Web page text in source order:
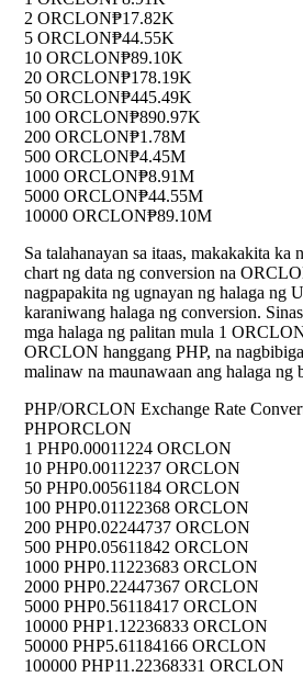
2 ORCLON₱17.82K
5 ORCLON₱44.55K
10 ORCLON₱89.10K
20 ORCLON₱178.19K
50 ORCLON₱445.49K
100 ORCLON₱890.97K
200 ORCLON₱1.78M
500 ORCLON₱4.45M
1000 ORCLON₱8.91M
5000 ORCLON₱44.55M
10000 ORCLON₱89.10M
Sa talahanayan sa itaas, makakakita ka
chart ng data ng conversion na
nagpapakita ng ugnayan ng halaga ng
karaniwang halaga ng conversion.
mga halaga ng palitan mula 1
ORCLON hanggang PHP, na
malinaw na maunawaan ang halaga ng
PHP/ORCLON Exchange Rate
PHPORCLON
1 PHP0.00011224 ORCLON
10 PHP0.00112237 ORCLON
50 PHP0.00561184 ORCLON
100 PHP0.01122368 ORCLON
200 PHP0.02244737 ORCLON
500 PHP0.05611842 ORCLON
1000 PHP0.11223683 ORCLON
2000 PHP0.22447367 ORCLON
5000 PHP0.56118417 ORCLON
10000 PHP1.12236833 ORCLON
50000 PHP5.61184166 ORCLON
100000 PHP11.22368331 ORCLON